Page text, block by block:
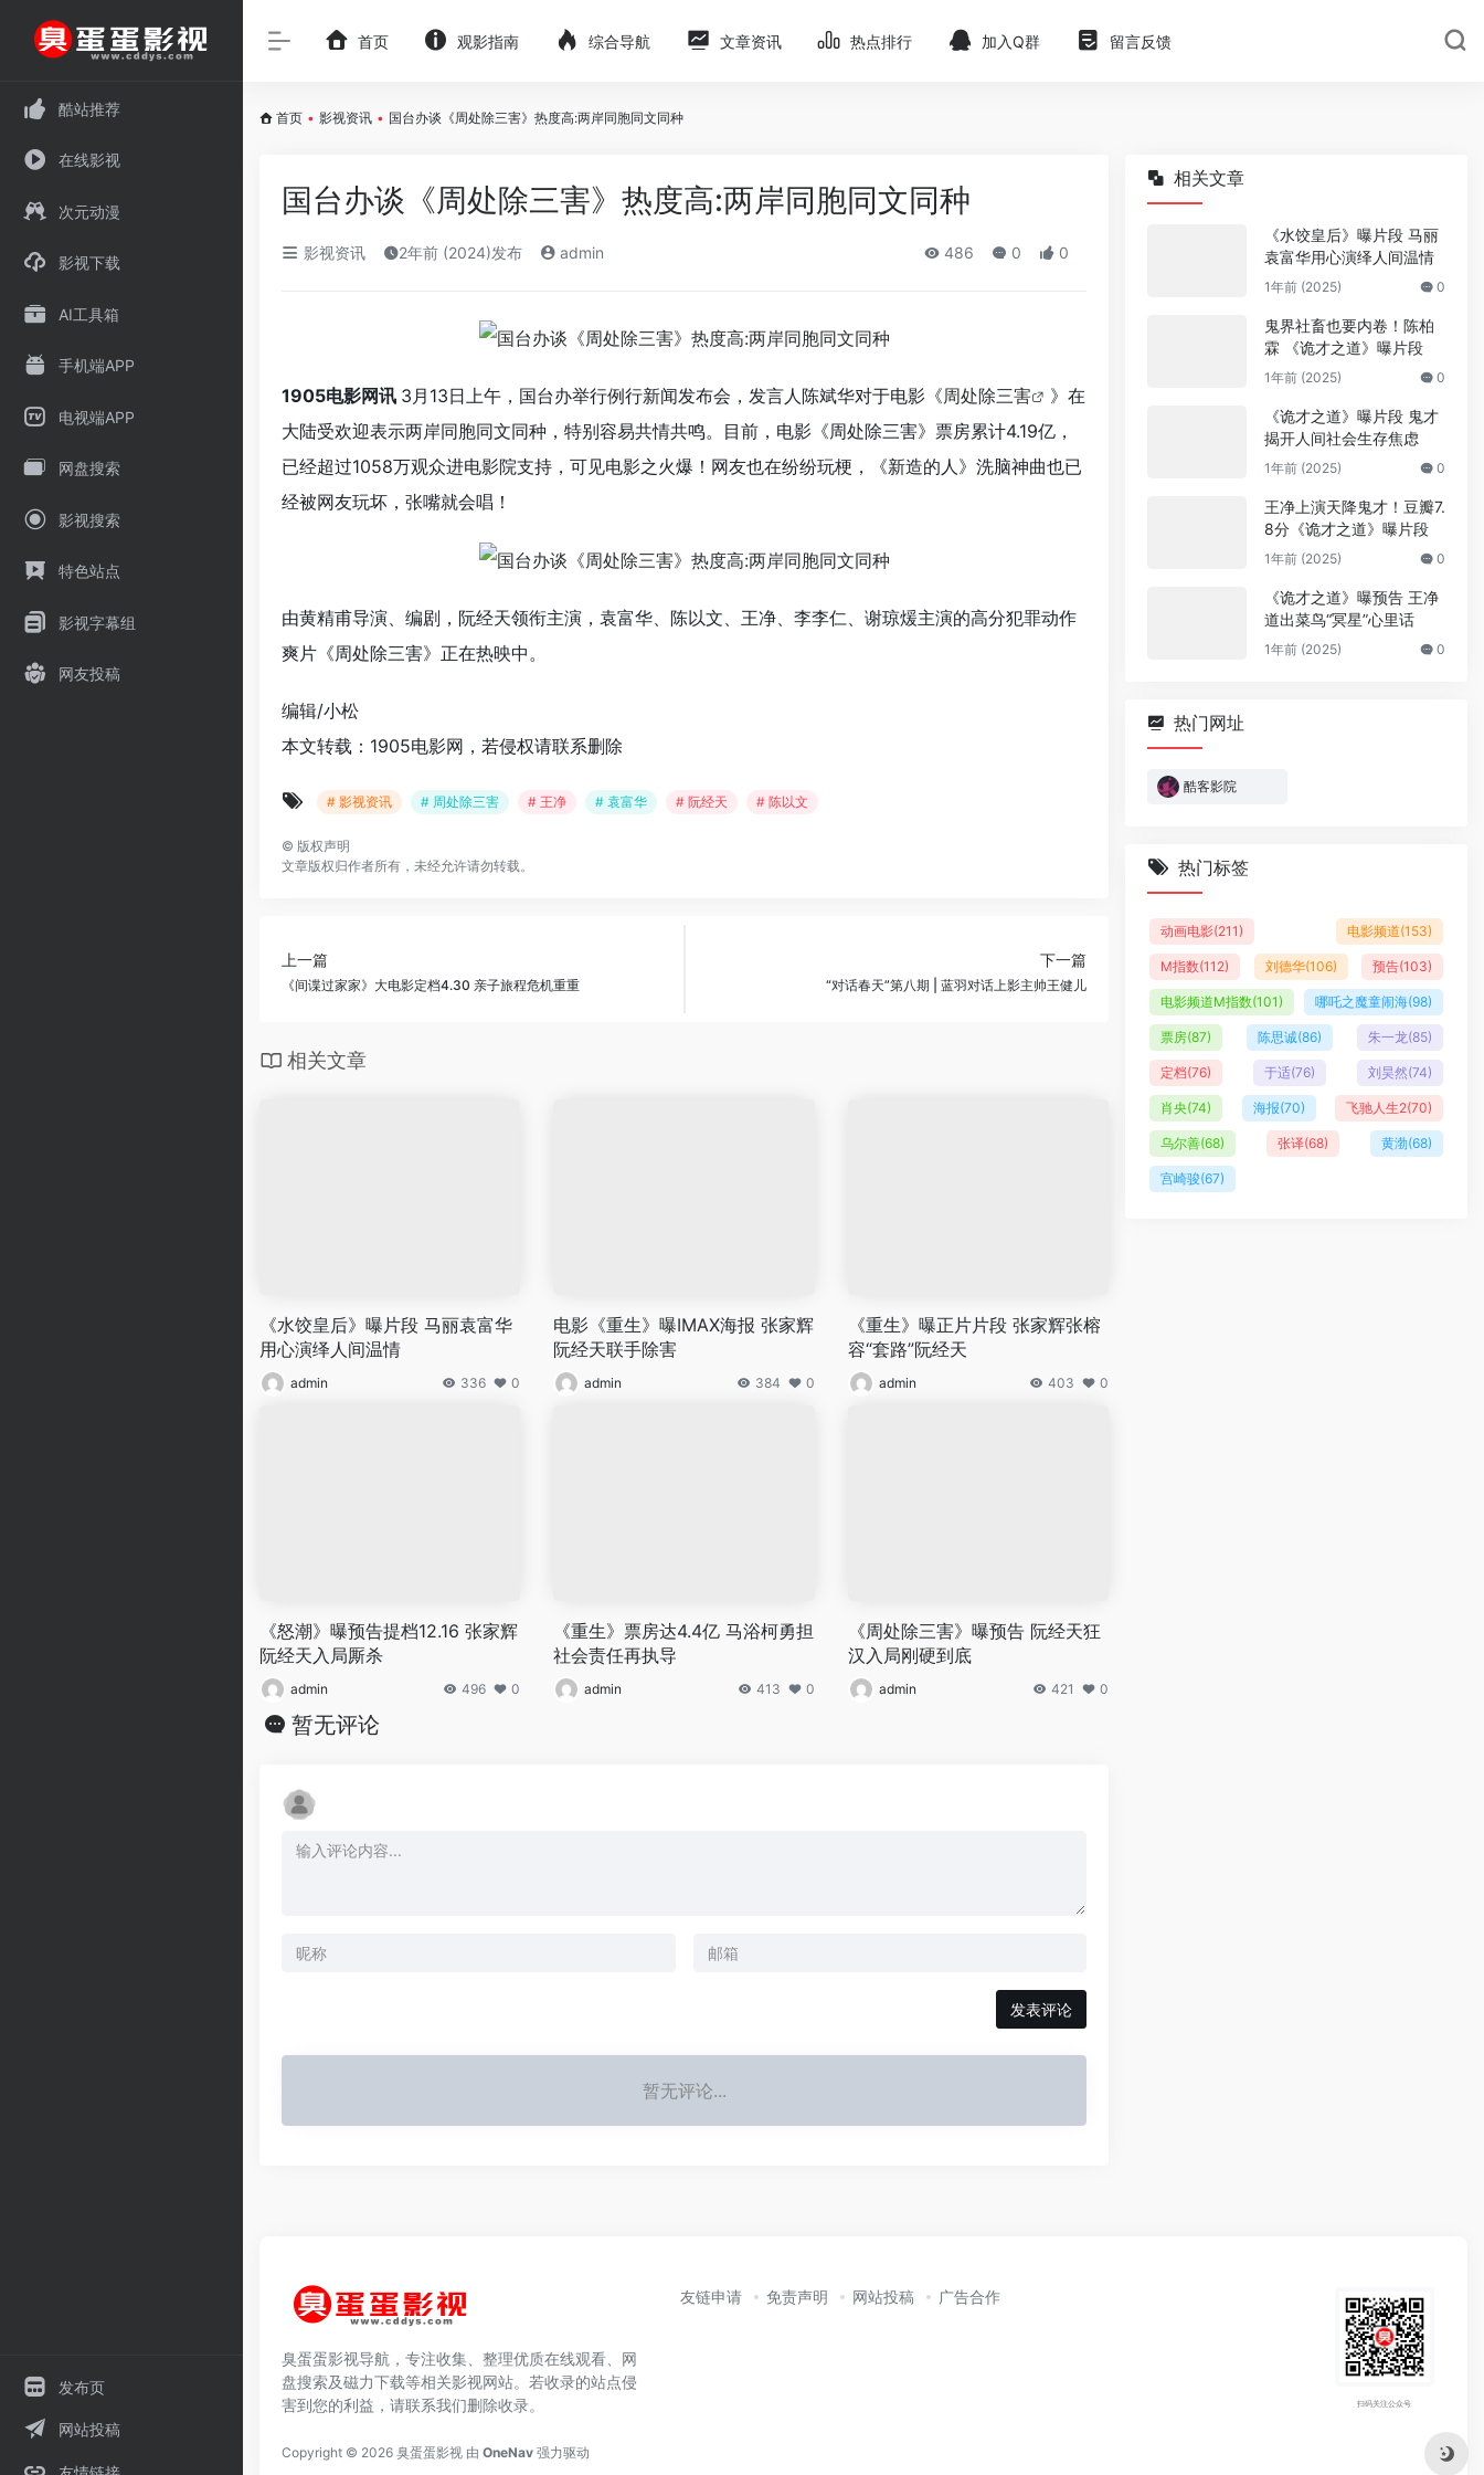
酷站推荐
在线影视
次元动漫
影视下载
AI工具箱
手机端APP
电视端APP
网盘搜索
影视搜索
特色站点
影视字幕组
网友投稿
发布页
网站投稿
首页 观影指南 综合导航 文章资讯 热点排行 加入Q群 留言反馈
首页 • 影视资讯 • 国台办谈《周处除三害》热度高:两岸同胞同文同种
国台办谈《周处除三害》热度高:两岸同胞同文同种
影视资讯 2年前 (2024)发布 admin 486 0 0
1905电影网讯 3月13日上午，国台办举行例行新闻发布会，发言人陈斌华对于电影《周处除三害
》在
大陆受欢迎表示两岸同胞同文同种，特别容易共情共鸣。目前，电影《周处除三害》票房累计4.19亿，
已经超过1058万观众进电影院支持，可见电影之火爆！网友也在纷纷玩梗，《新造的人》洗脑神曲也已
经被网友玩坏，张嘴就会唱！
由黄精甫导演、编剧，阮经天领衔主演，袁富华、陈以文、王净、李李仁、谢琼煖主演的高分犯罪动作
爽片《周处除三害》正在热映中。
编辑/小松
本文转载：1905电影网，若侵权请联系删除
# 影视资讯 # 周处除三害 # 王净 # 袁富华 # 阮经天 # 陈以文
© 版权声明
文章版权归作者所有，未经允许请勿转载。
上一篇
《间谍过家家》大电影定档4.30 亲子旅程危机重重
下一篇
“对话春天”第八期 | 蓝羽对话上影主帅王健儿
相关文章
《水饺皇后》曝片段 马丽袁富华
用心演绎人间温情
admin 336 0
电影《重生》曝IMAX海报 张家辉
阮经天联手除害
admin 384 0
《重生》曝正片片段 张家辉张榕
容“套路”阮经天
admin 403 0
《怒潮》曝预告提档12.16 张家辉
阮经天入局厮杀
admin 496 0
《重生》票房达4.4亿 马浴柯勇担
社会责任再执导
admin 413 0
《周处除三害》曝预告 阮经天狂
汉入局刚硬到底
admin 421 0
暂无评论
发表评论
暂无评论...
相关文章
《水饺皇后》曝片段 马丽
袁富华用心演绎人间温情
1年前 (2025) 0
鬼界社畜也要内卷！陈柏
霖 《诡才之道》曝片段
1年前 (2025) 0
《诡才之道》曝片段 鬼才
揭开人间社会生存焦虑
1年前 (2025) 0
王净上演天降鬼才！豆瓣7.
8分《诡才之道》曝片段
1年前 (2025) 0
《诡才之道》曝预告 王净
道出菜鸟“冥星”心里话
1年前 (2025) 0
热门网址
酷客影院
热门标签
动画电影(211) 电影频道(153)
M指数(112) 刘德华(106) 预告(103)
电影频道M指数(101) 哪吒之魔童闹海(98)
票房(87) 陈思诚(86) 朱一龙(85)
定档(76) 于适(76) 刘昊然(74)
肖央(74) 海报(70) 飞驰人生2(70)
乌尔善(68) 张译(68) 黄渤(68)
宫崎骏(67)
臭蛋蛋影视导航，专注收集、整理优质在线观看、网
盘搜索及磁力下载等相关影视网站。若收录的站点侵
害到您的利益，请联系我们删除收录。
友链申请 免责声明 网站投稿 广告合作
扫码关注公众号
Copyright © 2026 臭蛋蛋影视 由 OneNav 强力驱动